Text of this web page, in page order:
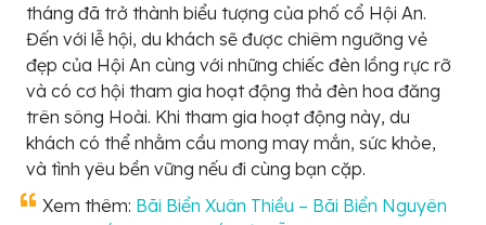
tháng đã trở thành biểu tượng của phố cổ Hội An.
Đến với lễ hội, du khách sẽ được chiêm ngưỡng vẻ
đẹp của Hội An cùng với những chiếc đèn lồng rực rỡ
và có cơ hội tham gia hoạt động thả đèn hoa đăng
trên sông Hoài. Khi tham gia hoạt động này, du
khách có thể nhằm cầu mong may mắn, sức khỏe,
và tình yêu bền vững nếu đi cùng bạn cặp.
Xem thêm: Bãi Biển Xuân Thiều – Bãi Biển Nguyên